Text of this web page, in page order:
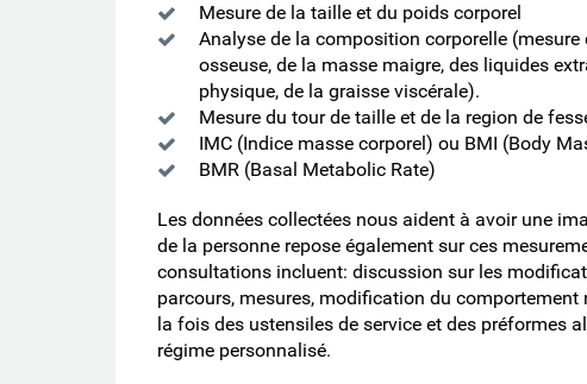
Mesure de la taille et du poids corporel
Analyse de la composition corporelle
osseuse, de la masse maigre, des liquides
physique, de la graisse viscérale).
Mesure du tour de taille et de la region de
IMC (Indice masse corporel) ou BMI (Body
BMR (Basal Metabolic Rate)
Les données collectées nous aident à avoir une
de la personne repose également sur ces
consultations incluent: discussion sur les
parcours, mesures, modification du
la fois des ustensiles de service et des préformes
régime personnalisé.